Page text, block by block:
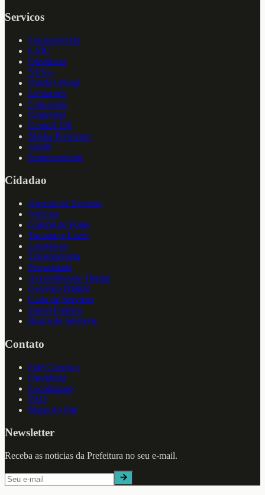
Servicos
Transparencia
e-SIC
Ouvidoria
NFS-e
Diario Oficial
Licitacoes
Concursos
Empregos
Central 156
Minha Prefeitura
Saude
Empreendedor
Cidadao
Agenda de Eventos
Noticias
Galeria de Fotos
Turismo e Lazer
Legislacao
Transparencia
Privacidade
Acessibilidade Digital
Governo Digital
Carta de Servicos
Painel Publico
Busca de Servicos
Contato
Fale Conosco
Ouvidoria
Localizacao
FAQ
Mapa do Site
Newsletter
Receba as noticias da Prefeitura no seu e-mail.